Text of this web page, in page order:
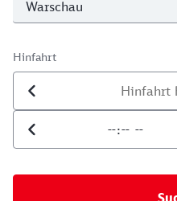
Hinfahrt
Datum der Hinfahrt
Uhrzeit der Hinfahrt